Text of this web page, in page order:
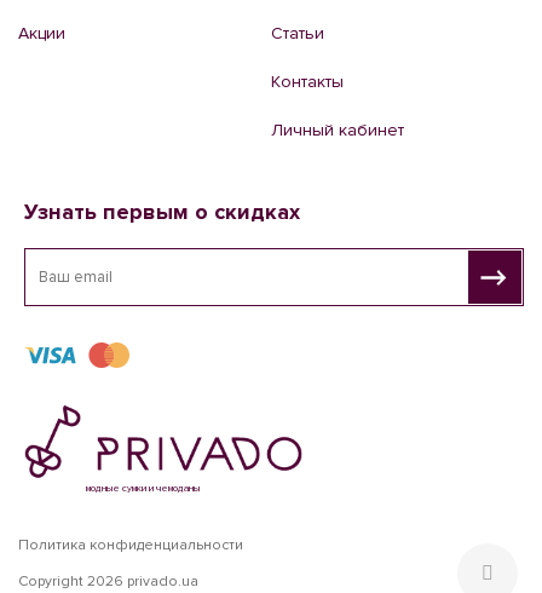
Акции Статьи
Контакты
Личный кабинет
Узнать первым о скидках
модные сумки и чемоданы
Политика конфиденциальности
Copyright 2026 privado.ua